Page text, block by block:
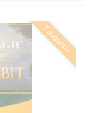
7 augustus